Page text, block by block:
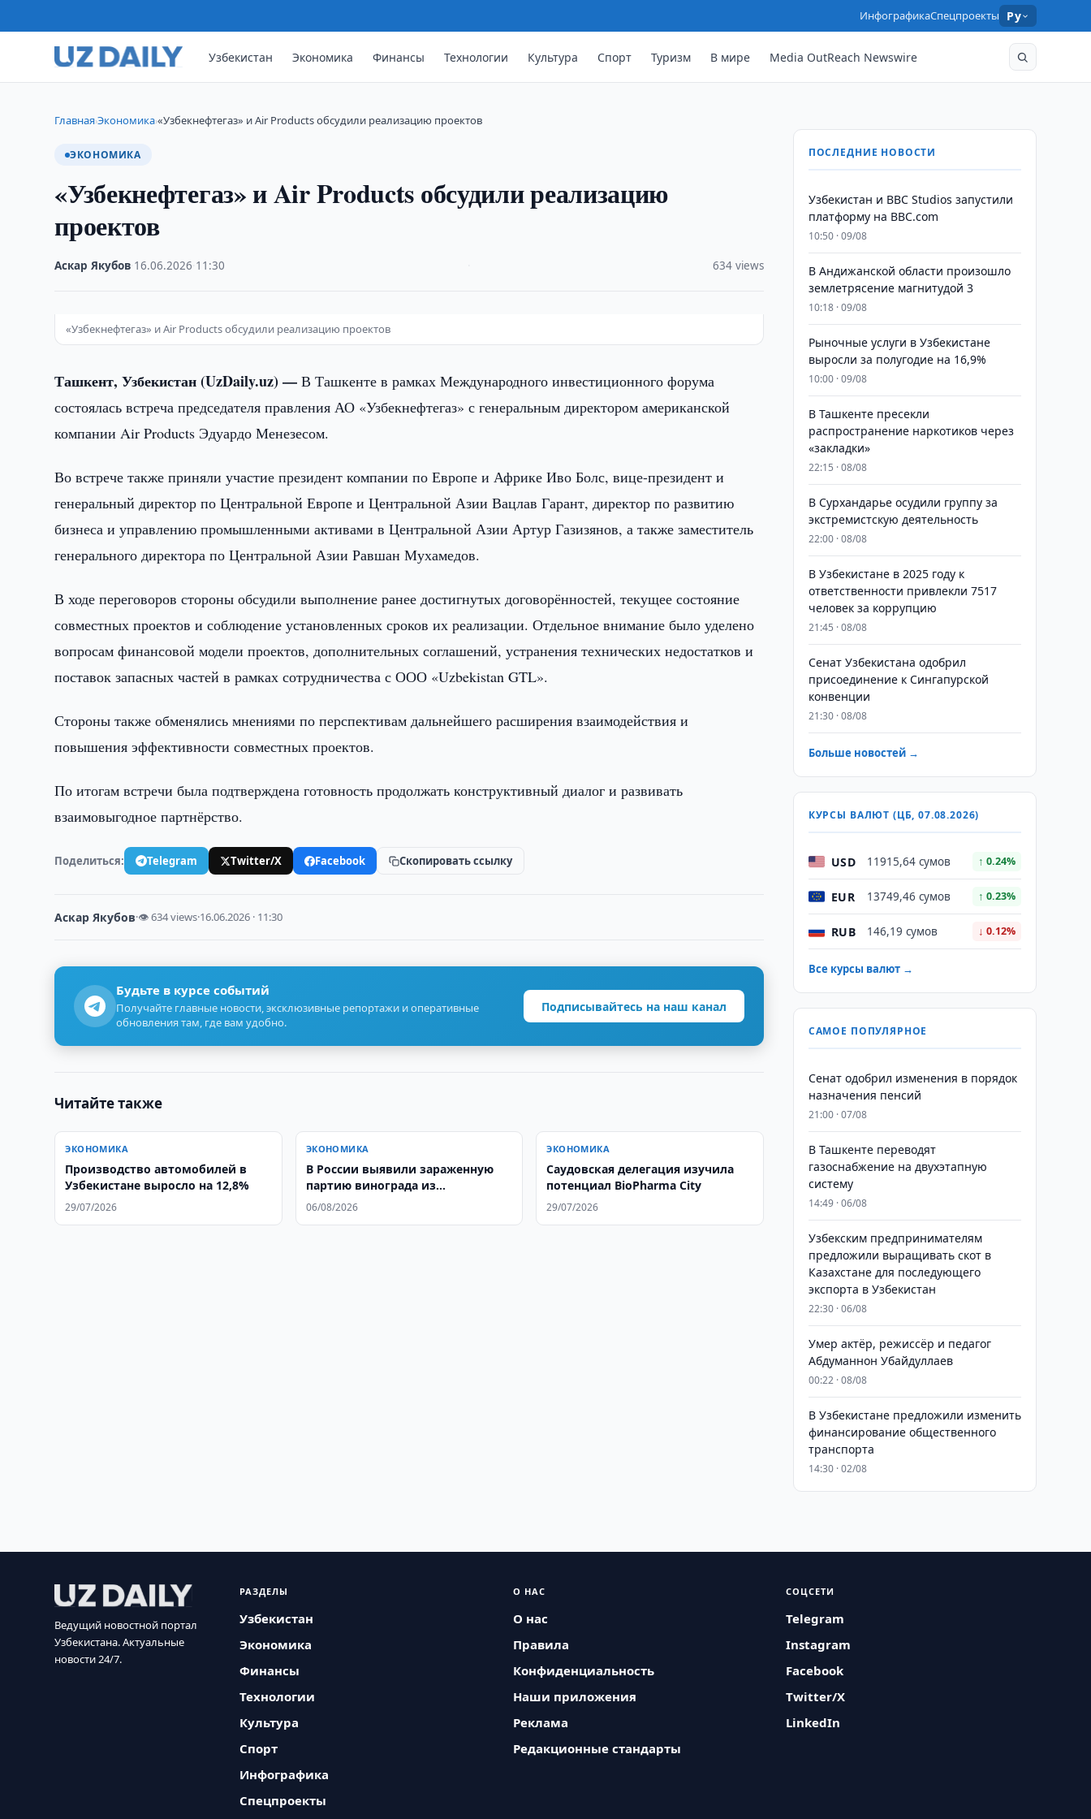
ИнфографикаСпецпроекты Ру
Узбекистан Экономика Финансы Технологии Культура Спорт Туризм В мире Media OutReach Newswire
Главная›Экономика›«Узбекнефтегаз» и Air Products обсудили реализацию проектов
ЭКОНОМИКА
«Узбекнефтегаз» и Air Products обсудили реализацию
проектов
Аскар Якубов 16.06.2026 11:30 634 views
«Узбекнефтегаз» и Air Products обсудили реализацию проектов
Ташкент, Узбекистан (UzDaily.uz) —В Ташкенте в рамках Международного инвестиционного форума
состоялась встреча председателя правления АО «Узбекнефтегаз» с генеральным директором американской
компании Air Products Эдуардо Менезесом.
Во встрече также приняли участие президент компании по Европе и Африке Иво Болс, вице-президент и
генеральный директор по Центральной Европе и Центральной Азии Вацлав Гарант, директор по развитию
бизнеса и управлению промышленными активами в Центральной Азии Артур Газизянов, а также заместитель
генерального директора по Центральной Азии Равшан Мухамедов.
В ходе переговоров стороны обсудили выполнение ранее достигнутых договорённостей, текущее состояние
совместных проектов и соблюдение установленных сроков их реализации. Отдельное внимание было уделено
вопросам финансовой модели проектов, дополнительных соглашений, устранения технических недостатков и
поставок запасных частей в рамках сотрудничества с ООО «Uzbekistan GTL».
Стороны также обменялись мнениями по перспективам дальнейшего расширения взаимодействия и
повышения эффективности совместных проектов.
По итогам встречи была подтверждена готовность продолжать конструктивный диалог и развивать
взаимовыгодное партнёрство.
Поделиться: Telegram Twitter/X Facebook Скопировать ссылку
Аскар Якубов·👁 634 views·16.06.2026 · 11:30
Будьте в курсе событий
Получайте главные новости, эксклюзивные репортажи и оперативные
обновления там, где вам удобно.
Подписывайтесь на наш канал
Читайте также
ЭКОНОМИКА
Производство автомобилей в
Узбекистане выросло на 12,8%
29/07/2026
ЭКОНОМИКА
В России выявили зараженную
партию винограда из
Узбекистана
06/08/2026
ЭКОНОМИКА
Саудовская делегация изучила
потенциал BioPharma City
29/07/2026
ПОСЛЕДНИЕ НОВОСТИ
Узбекистан и BBC Studios запустили
платформу на BBC.com
10:50 · 09/08
В Андижанской области произошло
землетрясение магнитудой 3
10:18 · 09/08
Рыночные услуги в Узбекистане
выросли за полугодие на 16,9%
10:00 · 09/08
В Ташкенте пресекли
распространение наркотиков через
«закладки»
22:15 · 08/08
В Сурхандарье осудили группу за
экстремистскую деятельность
22:00 · 08/08
В Узбекистане в 2025 году к
ответственности привлекли 7517
человек за коррупцию
21:45 · 08/08
Сенат Узбекистана одобрил
присоединение к Сингапурской
конвенции
21:30 · 08/08
Больше новостей →
КУРСЫ ВАЛЮТ (ЦБ, 07.08.2026)
USD 11915,64 сумов ↑ 0.24%
EUR 13749,46 сумов ↑ 0.23%
RUB 146,19 сумов ↓ 0.12%
Все курсы валют →
САМОЕ ПОПУЛЯРНОЕ
Сенат одобрил изменения в порядок
назначения пенсий
21:00 · 07/08
В Ташкенте переводят
газоснабжение на двухэтапную
систему
14:49 · 06/08
Узбекским предпринимателям
предложили выращивать скот в
Казахстане для последующего
экспорта в Узбекистан
22:30 · 06/08
Умер актёр, режиссёр и педагог
Абдуманнон Убайдуллаев
00:22 · 08/08
В Узбекистане предложили изменить
финансирование общественного
транспорта
14:30 · 02/08
Ведущий новостной портал
Узбекистана. Актуальные
новости 24/7.
РАЗДЕЛЫ
Узбекистан
Экономика
Финансы
Технологии
Культура
Спорт
Инфографика
Спецпроекты
О НАС
О нас
Правила
Конфиденциальность
Наши приложения
Реклама
Редакционные стандарты
СОЦСЕТИ
Telegram
Instagram
Facebook
Twitter/X
LinkedIn